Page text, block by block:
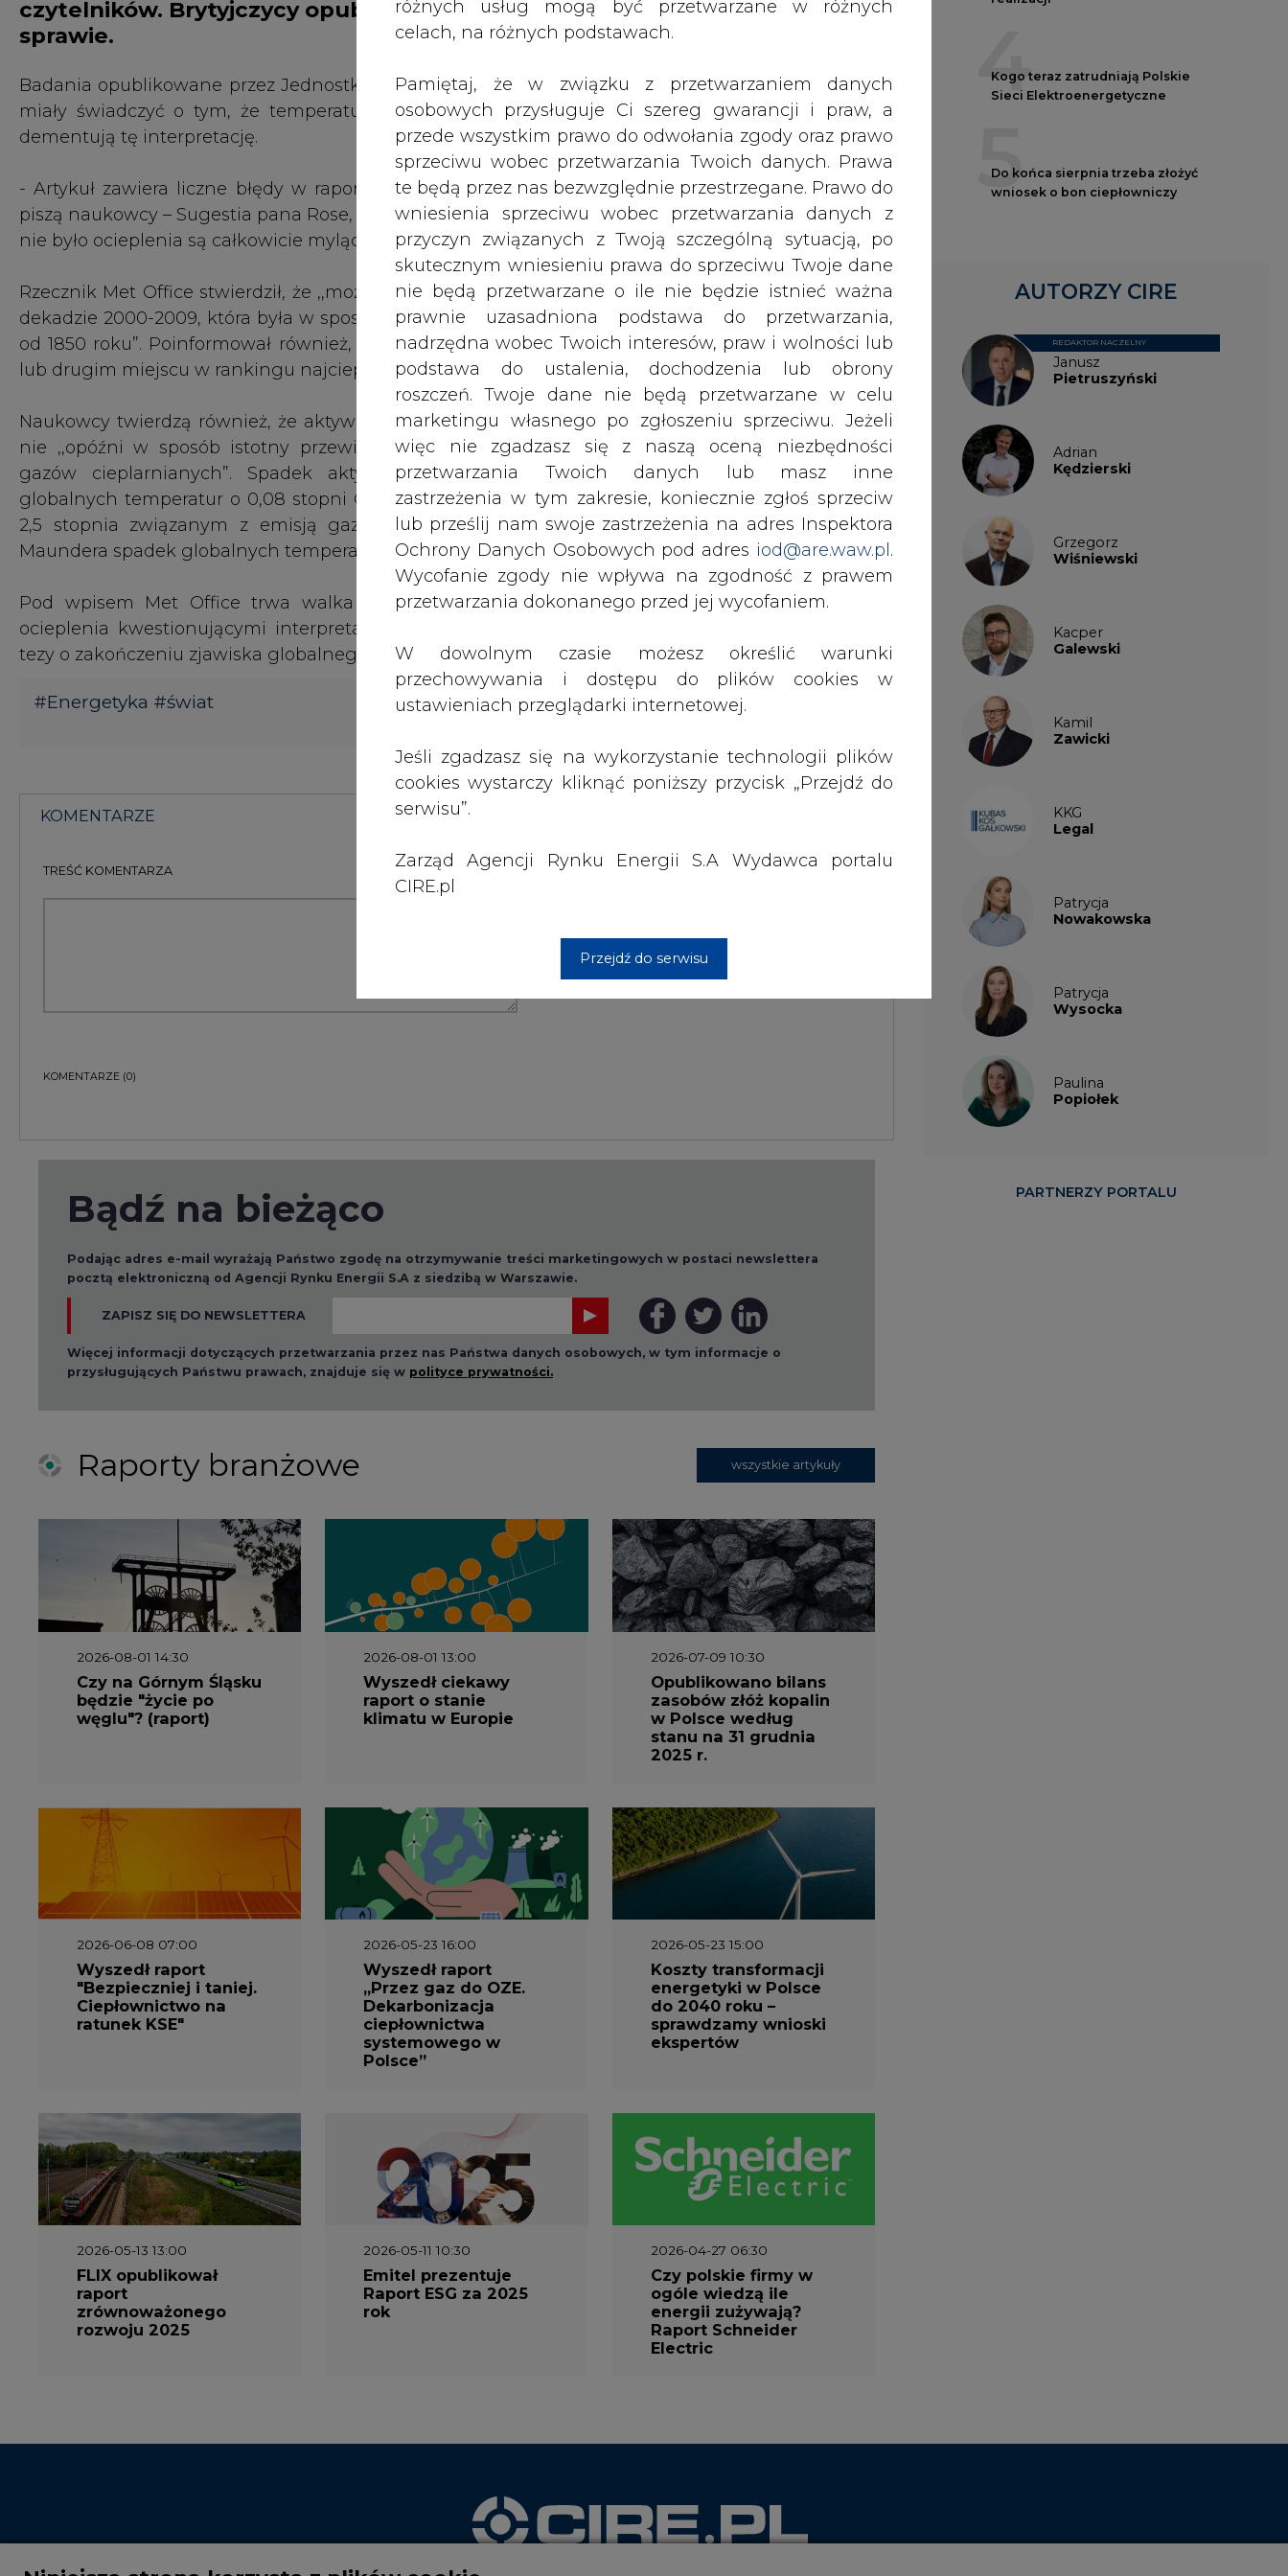
różnych usług mogą być przetwarzane w różnych
celach, na różnych podstawach.
Pamiętaj, że w związku z przetwarzaniem danych
osobowych przysługuje Ci szereg gwarancji i praw, a
przede wszystkim prawo do odwołania zgody oraz prawo
sprzeciwu wobec przetwarzania Twoich danych. Prawa
te będą przez nas bezwzględnie przestrzegane. Prawo do
wniesienia sprzeciwu wobec przetwarzania danych z
przyczyn związanych z Twoją szczególną sytuacją, po
skutecznym wniesieniu prawa do sprzeciwu Twoje dane
nie będą przetwarzane o ile nie będzie istnieć ważna
prawnie uzasadniona podstawa do przetwarzania,
nadrzędna wobec Twoich interesów, praw i wolności lub
podstawa do ustalenia, dochodzenia lub obrony
roszczeń. Twoje dane nie będą przetwarzane w celu
marketingu własnego po zgłoszeniu sprzeciwu. Jeżeli
więc nie zgadzasz się z naszą oceną niezbędności
przetwarzania Twoich danych lub masz inne
zastrzeżenia w tym zakresie, koniecznie zgłoś sprzeciw
lub prześlij nam swoje zastrzeżenia na adres Inspektora
Ochrony Danych Osobowych pod adres iod@are.waw.pl .
Wycofanie zgody nie wpływa na zgodność z prawem
przetwarzania dokonanego przed jej wycofaniem.
W dowolnym czasie możesz określić warunki
przechowywania i dostępu do plików cookies w
ustawieniach przeglądarki internetowej.
Jeśli zgadzasz się na wykorzystanie technologii plików
cookies wystarczy kliknąć poniższy przycisk „Przejdź do
serwisu”.
Zarząd Agencji Rynku Energii S.A Wydawca portalu
CIRE.pl
Przejdź do serwisu
czytelników. Brytyjczycy opublikowali już na swoim blogu dementi w tej
sprawie.
Badania opublikowane przez Jednostkę Badań Klimatycznych na Uniwersytecie Wschodniej Anglii
miały świadczyć o tym, że temperatury na świecie nie rosną od 1994 roku. Brytyjscy naukowcy
dementują tę interpretację.
- Artykuł zawiera liczne błędy w raportowaniu badań podjętych przez Met Office Hadley Centre –
piszą naukowcy – Sugestia pana Rose, że najnowsze badania wzrostu temperatur świadczą o tym, że
nie było ocieplenia są całkowicie mylące – stwierdzają w swym komentarzu.
Rzecznik Met Office stwierdził, że ,,można zaobserwować ciągły trend ocieplania się temperatury w
dekadzie 2000-2009, która była w sposób oczywisty najcieplejszą w historii rejestrów prowadzonych
od 1850 roku”. Poinformował również, że w zależności od źródeł 2010 rok plasuje się na pierwszym
lub drugim miejscu w rankingu najcieplejszych lat w historii badań.
Naukowcy twierdzą również, że aktywność słoneczna której Rose poświęcił część swojego artykułu
nie ,,opóźni w sposób istotny przewidywanych wzrostów temperatur wywołanych przez emisję
gazów cieplarnianych”. Spadek aktywności naszej gwiazdy ma doprowadzić do obniżenia
globalnych temperatur o 0,08 stopni Celsjusza co należy porównać z przewidywanym wzrostem o
2,5 stopnia związanym z emisją gazów. Jeśli aktywność słoneczna spadnie poniżej minimum
Maundera spadek globalnych temperatur sięgnie 0,13 stopni Celsjusza.
Pod wpisem Met Office trwa walka na argumenty pomiędzy zwolennikami teorii globalnego
ocieplenia kwestionującymi interpretację dziennikarza Daily Mail i jej przeciwnikami broniącymi
tezy o zakończeniu zjawiska globalnego ocieplenia w 1994 roku.
#Energetyka #świat
Artykuł powstał bez wsparcia narzędzi sztucznej
inteligencji. Wydawca portalu CIRE zgadza się na włączenie
KOMENTARZE
TREŚĆ KOMENTARZA PODPIS
z portalu cire.pl
KOMENTARZE (0)
Bądź na bieżąco
Podając adres e-mail wyrażają Państwo zgodę na otrzymywanie treści marketingowych w postaci newslettera
pocztą elektroniczną od Agencji Rynku Energii S.A z siedzibą w Warszawie.
ZAPISZ SIĘ DO NEWSLETTERA
Więcej informacji dotyczących przetwarzania przez nas Państwa danych osobowych, w tym informacje o
przysługujących Państwu prawach, znajduje się w polityce prywatności.
Raporty branżowe wszystkie artykuły
2026-08-01 14:30
Czy na Górnym Śląsku
będzie "życie po
węglu"? (raport)
2026-08-01 13:00
Wyszedł ciekawy
raport o stanie
klimatu w Europie
2026-07-09 10:30
Opublikowano bilans
zasobów złóż kopalin
w Polsce według
stanu na 31 grudnia
2025 r.
2026-06-08 07:00
Wyszedł raport
"Bezpieczniej i taniej.
Ciepłownictwo na
ratunek KSE"
2026-05-23 16:00
Wyszedł raport
„Przez gaz do OZE.
Dekarbonizacja
ciepłownictwa
systemowego w
Polsce”
2026-05-23 15:00
Koszty transformacji
energetyki w Polsce
do 2040 roku –
sprawdzamy wnioski
ekspertów
2026-05-13 13:00
FLIX opublikował
raport
zrównoważonego
rozwoju 2025
2026-05-11 10:30
Emitel prezentuje
Raport ESG za 2025
rok
2026-04-27 06:30
Czy polskie firmy w
ogóle wiedzą ile
energii zużywają?
Raport Schneider
Electric
4
Kogo teraz zatrudniają Polskie
Sieci Elektroenergetyczne
5
Do końca sierpnia trzeba złożyć
wniosek o bon ciepłowniczy
Janusz
Pietruszyński
REDAKTOR NACZELNY
Adrian
Kędzierski
Grzegorz
Wiśniewski
Kacper
Galewski
Kamil
Zawicki
KKG
Legal
Patrycja
Nowakowska
Patrycja
Wysocka
Paulina
Popiołek
AUTORZY CIRE
PARTNERZY PORTALU